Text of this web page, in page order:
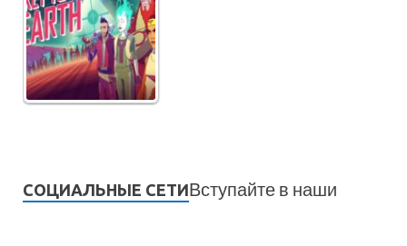
СОЦИАЛЬНЫЕ СЕТИВступайте в наши